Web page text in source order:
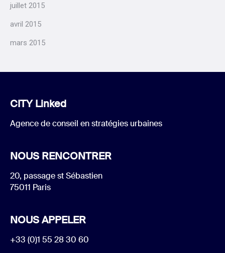
juillet 2015
avril 2015
mars 2015
CITY Linked
Agence de conseil en stratégies urbaines
NOUS RENCONTRER
20, passage st Sébastien
75011 Paris
NOUS APPELER
+33 (0)1 55 28 30 60